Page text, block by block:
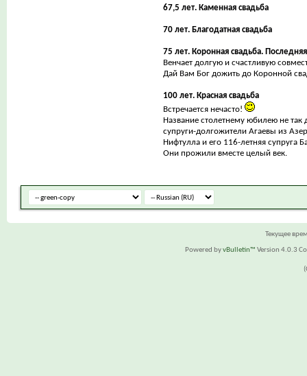
67,5 лет. Каменная свадьба
70 лет. Благодатная свадьба
75 лет. Коронная свадьба.
Венчает долгую и счастливую
Дай Вам Бог дожить до Коронной
100 лет. Красная свадьба
Встречается нечасто!
Название столетнему юбилею не
супруги-долгожители Агаевы из
Нифтулла и его 116-летняя супруга
Они прожили вместе целый век.
Текущее
Powered byvBulletin™ Version 4.0.3